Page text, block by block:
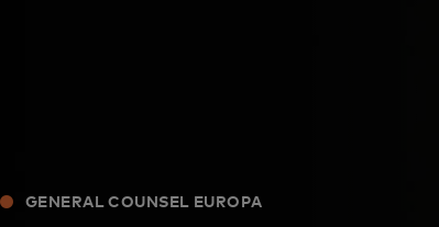
GENERAL COUNSEL EUROPA